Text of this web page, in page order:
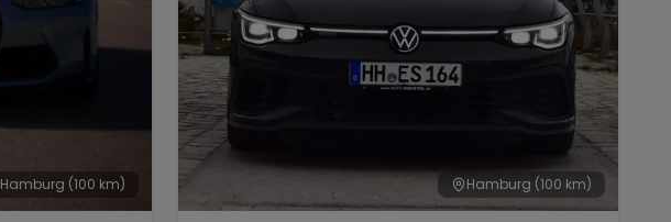
Hamburg (100 km) Hamburg (100 km)